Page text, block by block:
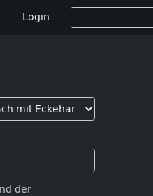
Login
der